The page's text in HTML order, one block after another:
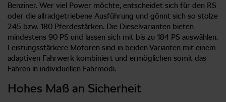
Benziner. Wer viel Power möchte, entscheidet sich für den RS
oder die allradgetriebene Ausführung und gönnt sich so stolze
245 bzw. 180 Pferdestärken. Die Dieselvarianten bieten
mindestens 90 PS und lassen sich mit bis zu 184 PS auswählen.
Leistungsstärkere Motoren sind in beiden Varianten mit einem
adaptiven Fahrwerk kombiniert und ermöglichen somit das
Fahren in individuellen Fahrmodi.
Hohes Maß an Sicherheit